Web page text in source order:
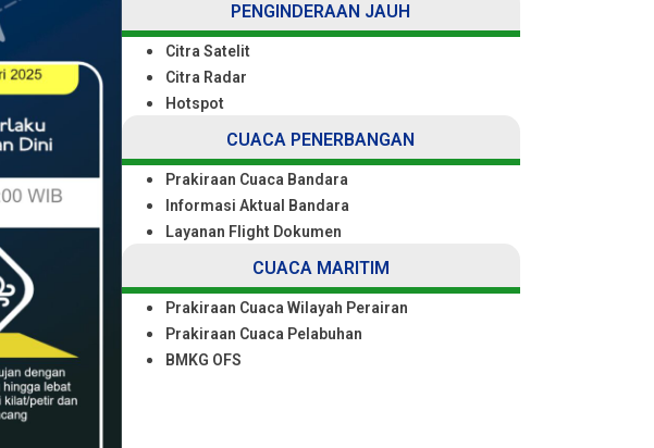
PENGINDERAAN JAUH
Citra Satelit
Citra Radar
Hotspot
CUACA PENERBANGAN
Prakiraan Cuaca Bandara
Informasi Aktual Bandara
Layanan Flight Dokumen
CUACA MARITIM
Prakiraan Cuaca Wilayah Perairan
Prakiraan Cuaca Pelabuhan
BMKG OFS